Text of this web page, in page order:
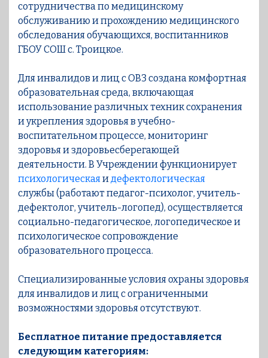
сотрудничества по медицинскому
обслуживанию и прохождению медицинского
обследования обучающихся, воспитанников
ГБОУ СОШ с. Троицкое.
Для инвалидов и лиц с ОВЗ создана комфортная
образовательная среда, включающая
использование различных техник сохранения
и укрепления здоровья в учебно-
воспитательном процессе, мониторинг
здоровья и здоровьесберегающей
деятельности. В Учреждении функционирует
психологическаяидефектологическая
службы (работают педагог-психолог, учитель-
дефектолог, учитель-логопед), осуществляется
социально-педагогическое, логопедическое и
психологическое сопровождение
образовательного процесса.
Специализированные условия охраны здоровья
для инвалидов и лиц с ограниченными
возможностями здоровья отсутствуют.
Бесплатное питание предоставляется
следующим категориям: